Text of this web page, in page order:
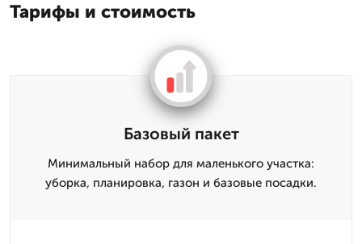
Тарифы и стоимость
Базовый пакет
Минимальный набор для маленького участка:
уборка, планировка, газон и базовые посадки.